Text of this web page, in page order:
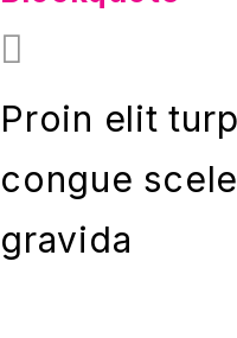
Proin elit
congue
gravida